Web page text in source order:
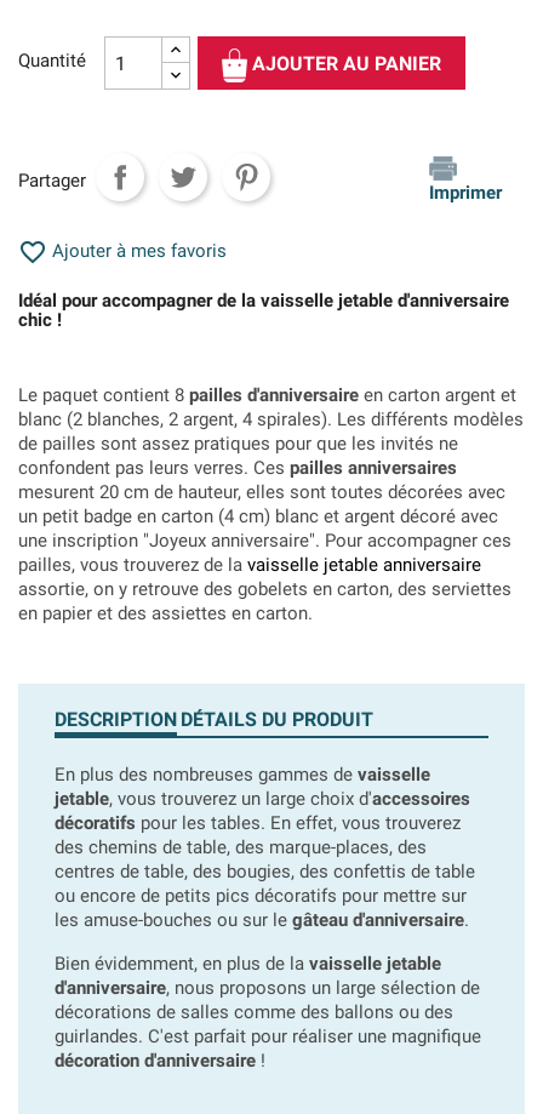
Quantité AJOUTER AU PANIER
Partager
Imprimer
 Ajouter à mes favoris
Idéal pour accompagner de la vaisselle jetable d'anniversaire
chic !
Le paquet contient 8 pailles d'anniversaire en carton argent et
blanc (2 blanches, 2 argent, 4 spirales). Les différents modèles
de pailles sont assez pratiques pour que les invités ne
confondent pas leurs verres. Ces pailles anniversaires
mesurent 20 cm de hauteur, elles sont toutes décorées avec
un petit badge en carton (4 cm) blanc et argent décoré avec
une inscription "Joyeux anniversaire". Pour accompagner ces
pailles, vous trouverez de la vaisselle jetable anniversaire
assortie, on y retrouve des gobelets en carton, des serviettes
en papier et des assiettes en carton.
DESCRIPTION DÉTAILS DU PRODUIT
En plus des nombreuses gammes de vaisselle
jetable, vous trouverez un large choix d'accessoires
décoratifs pour les tables. En effet, vous trouverez
des chemins de table, des marque-places, des
centres de table, des bougies, des confettis de table
ou encore de petits pics décoratifs pour mettre sur
les amuse-bouches ou sur le gâteau d'anniversaire.
Bien évidemment, en plus de la vaisselle jetable
d'anniversaire, nous proposons un large sélection de
décorations de salles comme des ballons ou des
guirlandes. C'est parfait pour réaliser une magnifique
décoration d'anniversaire !